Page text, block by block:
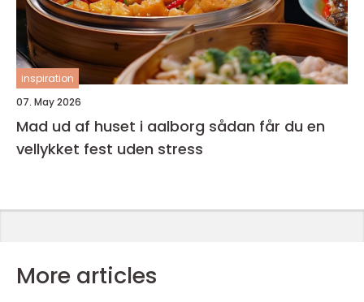
inspiration
07. May 2026
Mad ud af huset i aalborg sådan får du en
vellykket fest uden stress
More articles